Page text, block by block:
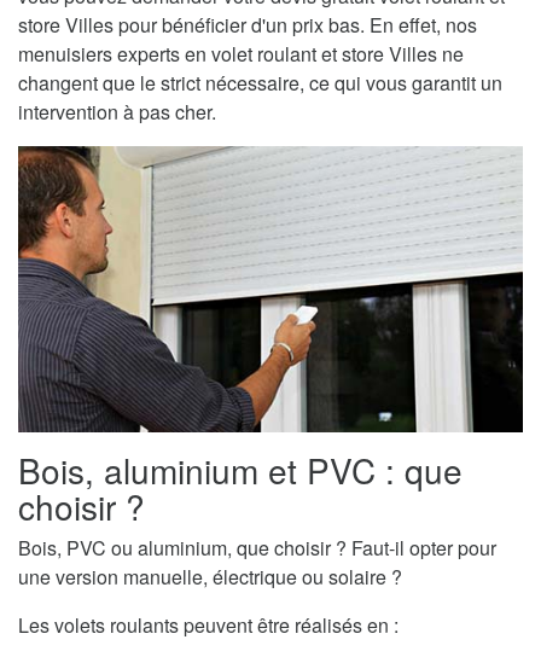
store Villes pour bénéficier d'un prix bas. En effet, nos
menuisiers experts en volet roulant et store Villes ne
changent que le strict nécessaire, ce qui vous garantit un
intervention à pas cher.
Bois, aluminium et PVC : que
choisir ?
Bois, PVC ou aluminium, que choisir ? Faut-il opter pour
une version manuelle, électrique ou solaire ?
Les volets roulants peuvent être réalisés en :